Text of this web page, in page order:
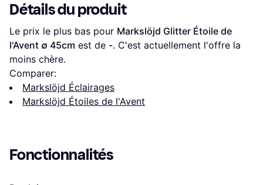
Détails du produit
Le prix le plus bas pour Markslöjd Glitter Étoile de
l'Avent ∅ 45cm est de -. C'est actuellement l'offre la
moins chère.
Comparer:
Markslöjd Éclairages
Markslöjd Étoiles de l'Avent
Fonctionnalités